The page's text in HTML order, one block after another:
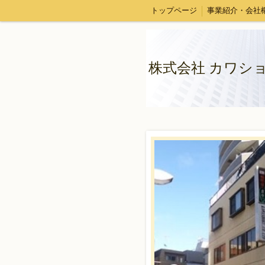
トップページ 事業紹介・会社
株式会社 カワシ